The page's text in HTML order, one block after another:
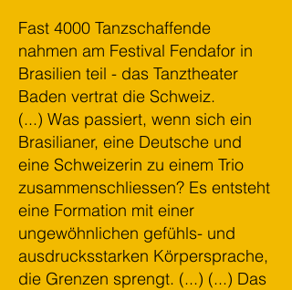
Fast 4000 Tanzschaffende
nahmen am Festival Fendafor in
Brasilien teil - das Tanztheater
Baden vertrat die Schweiz.
(...) Was passiert, wenn sich ein
Brasilianer, eine Deutsche und
eine Schweizerin zu einem Trio
zusammenschliessen? Es entsteht
eine Formation mit einer
ungewöhnlichen gefühls- und
ausdrucksstarken Körpersprache,
die Grenzen sprengt. (...) (...) Das